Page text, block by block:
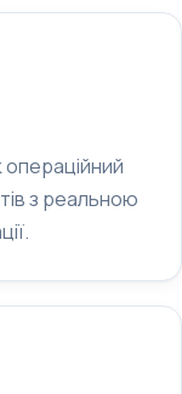
з реальною